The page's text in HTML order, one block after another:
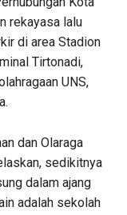
rekayasa lalu
di area Stadion
Tirtonadi,
UNS,
dan Olaraga
sedikitnya
dalam ajang
adalah sekolah